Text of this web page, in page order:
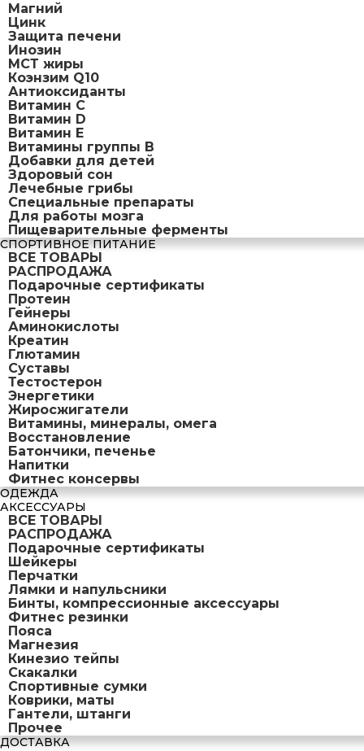
Магний
Цинк
Защита печени
Инозин
МСТ жиры
Коэнзим Q10
Антиоксиданты
Витамин С
Витамин D
Витамин Е
Витамины группы B
Добавки для детей
Здоровый сон
Лечебные грибы
Специальные препараты
Для работы мозга
Пищеварительные ферменты
СПОРТИВНОЕ ПИТАНИЕ
ВСЕ ТОВАРЫ
РАСПРОДАЖА
Подарочные сертификаты
Протеин
Гейнеры
Аминокислоты
Креатин
Глютамин
Суставы
Тестостерон
Энергетики
Жиросжигатели
Витамины, минералы, омега
Восстановление
Батончики, печенье
Напитки
Фитнес консервы
ОДЕЖДА
АКСЕССУАРЫ
ВСЕ ТОВАРЫ
РАСПРОДАЖА
Подарочные сертификаты
Шейкеры
Перчатки
Лямки и напульсники
Бинты, компрессионные аксессуары
Фитнес резинки
Пояса
Магнезия
Кинезио тейпы
Скакалки
Спортивные сумки
Коврики, маты
Гантели, штанги
Прочее
ДОСТАВКА